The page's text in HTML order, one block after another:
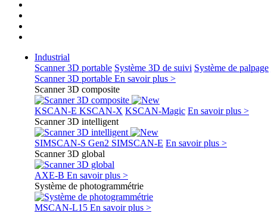
Industrial
Scanner 3D portable Système 3D de suivi Système de palpage
Scanner 3D portable En savoir plus >
Scanner 3D composite
KSCAN-E KSCAN-X KSCAN-Magic En savoir plus >
Scanner 3D intelligent
SIMSCAN-S Gen2 SIMSCAN-E En savoir plus >
Scanner 3D global
AXE-B En savoir plus >
Système de photogrammétrie
MSCAN-L15 En savoir plus >